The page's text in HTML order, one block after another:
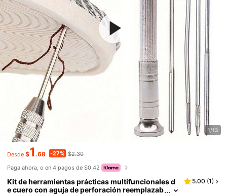
1/13
Desde $1 .68 -27% $2.30
Paga ahora, o en 4 pagos de $0.42
Kit de herramientas prácticas multifuncionales d
e cuero con aguja de perforación reemplazab
5.00 (1)